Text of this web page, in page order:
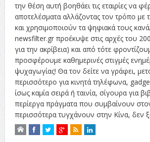
την θέση αυτή βοηθάει τις εταιρίες να
αποτελέσματα αλλάζοντας τον τρόπο με
και χρησιμοποιούν τα ψηφιακά τους
newsfilter.gr προέκυψε στις αρχές του
για την ακρίβεια) και από τότε
προσφέρουμε καθημερινές στιγμές
ψυχαγωγίας! Θα τον δείτε να γράφει,
περισσότερο για κινητά τηλέφωνα,
ίσως καμία σειρά ή ταινία, σίγουρα για
περίεργα πράγματα που συμβαίνουν
περισσότερα τυγχάνουν στην Κίνα, δεν